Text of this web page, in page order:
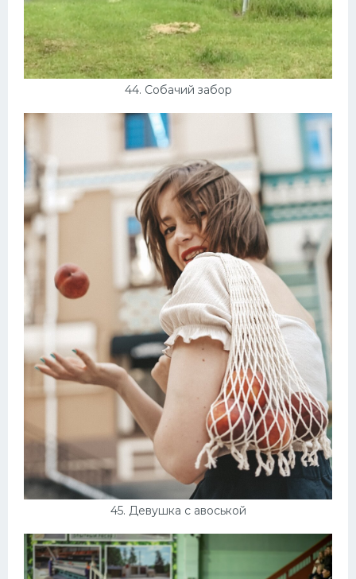
44. Собачий забор
45. Девушка с авоськой